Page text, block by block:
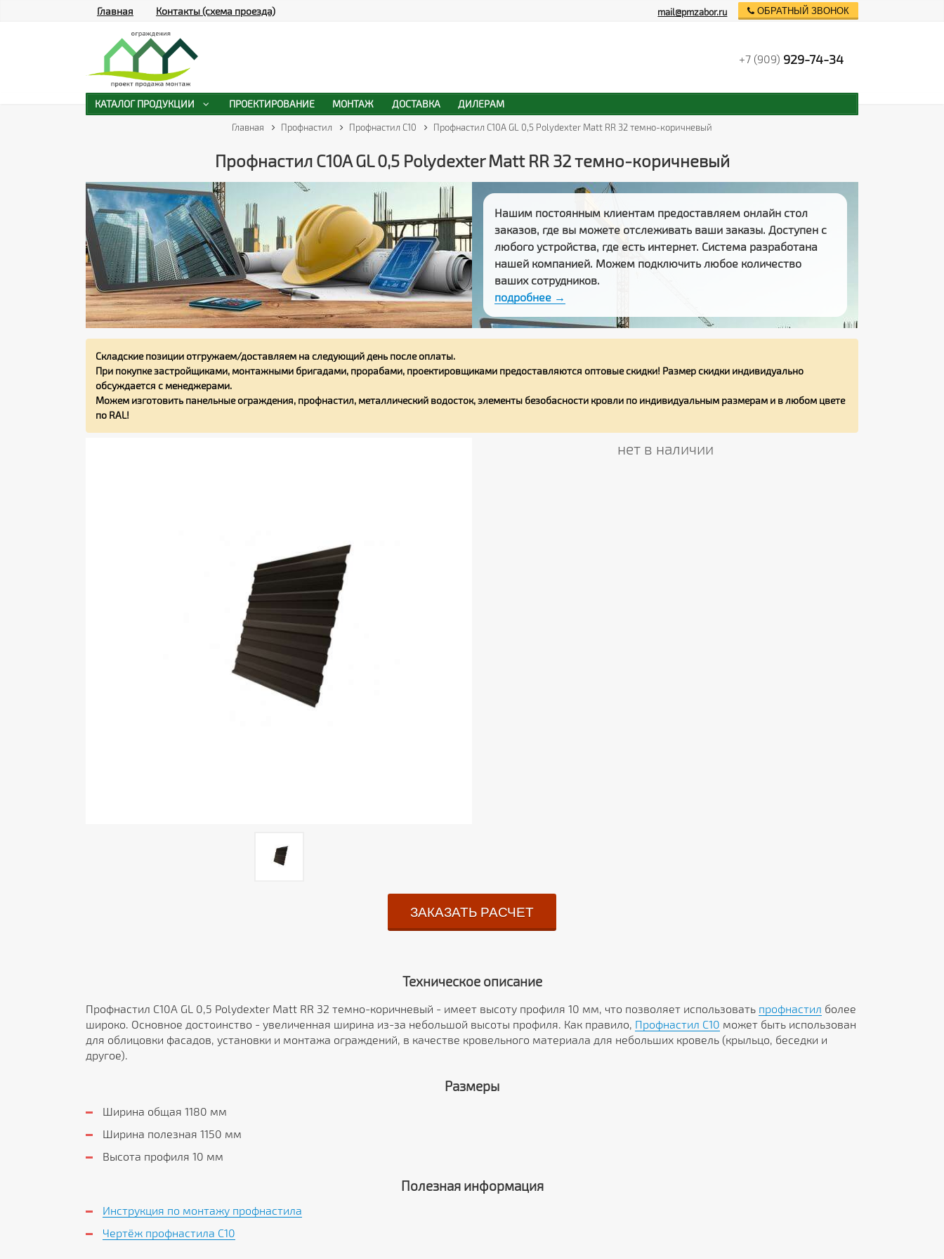
Главная Профнастил Профнастил С10 Профнастил С10A GL 0,5 Polydexter Matt RR 32 темно-коричневый
Профнастил С10A GL 0,5 Polydexter Matt RR 32 темно-коричневый
Нашим постоянным клиентам предоставляем онлайн стол
заказов, где вы можете отслеживать ваши заказы. Доступен с
любого устройства, где есть интернет. Система разработана
нашей компанией. Можем подключить любое количество
ваших сотрудников.
подробнее →
Складские позиции отгружаем/доставляем на следующий день после оплаты.
При покупке застройщиками, монтажными бригадами, прорабами, проектировщиками предоставляются оптовые скидки! Размер скидки индивидуально
обсуждается с менеджерами.
Можем изготовить панельные ограждения, профнастил, металлический водосток, элементы безобасности кровли по индивидуальным размерам и в любом цвете
по RAL!
нет в наличии
ЗАКАЗАТЬ РАСЧЕТ
Техническое описание
Профнастил С10A GL 0,5 Polydexter Matt RR 32 темно-коричневый - имеет высоту профиля 10 мм, что позволяет использовать профнастил более
широко. Основное достоинство - увеличенная ширина из-за небольшой высоты профиля. Как правило, Профнастил C10 может быть использован
для облицовки фасадов, установки и монтажа ограждений, в качестве кровельного материала для небольших кровель (крыльцо, беседки и
другое).
Размеры
Ширина общая 1180 мм
Ширина полезная 1150 мм
Высота профиля 10 мм
Полезная информация
Инструкция по монтажу профнастила
Чертёж профнастила C10
Главная Контакты (схема проезда) mail@pmzabor.ru ОБРАТНЫЙ ЗВОНОК
+7 (909) 929-74-34
КАТАЛОГ ПРОДУКЦИИ ПРОЕКТИРОВАНИЕ МОНТАЖ ДОСТАВКА ДИЛЕРАМ